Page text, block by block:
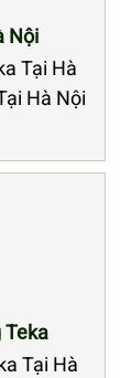
Nội
Tại Hà
Hà Nội
Teka
Tại Hà